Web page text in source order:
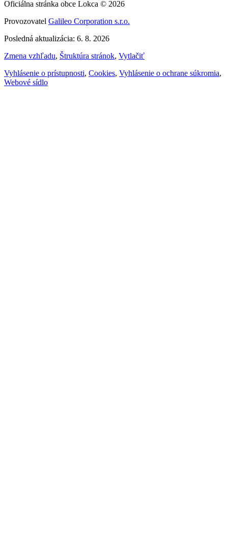
Oficiálna stránka obce Lokca © 2026
Provozovatel Galileo Corporation s.r.o.
Posledná aktualizácia: 6. 8. 2026
Zmena vzhľadu, Štruktúra stránok, Vytlačiť
Vyhlásenie o prístupnosti, Cookies, Vyhlásenie o ochrane súkromia,
Webové sídlo